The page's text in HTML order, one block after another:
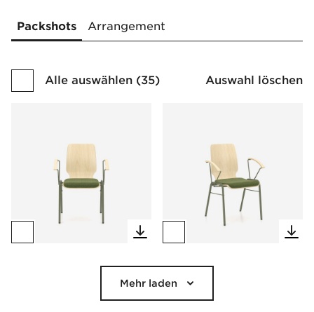
Packshots Arrangement
Alle auswählen (35) Auswahl löschen
Mehr laden